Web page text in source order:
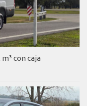
con caja